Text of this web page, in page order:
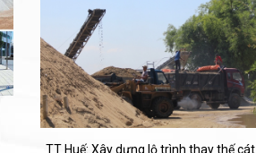
TT Huế: Xây dựng lộ trình thay thế